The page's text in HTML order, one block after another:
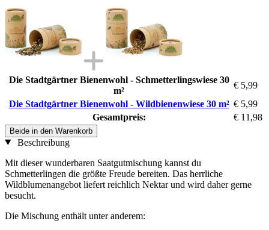
Die Stadtgärtner Bienenwohl - Schmetterlingswiese 30
m²
€ 5,99
Die Stadtgärtner Bienenwohl - Wildbienenwiese 30 m² € 5,99
Gesamtpreis:
€ 11,98
Beide in den Warenkorb
Beschreibung
Mit dieser wunderbaren Saatgutmischung kannst du
Schmetterlingen die größte Freude bereiten. Das herrliche
Wildblumenangebot liefert reichlich Nektar und wird daher gerne
besucht.
Die Mischung enthält unter anderem: